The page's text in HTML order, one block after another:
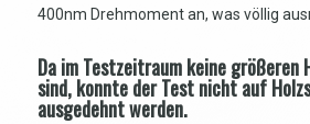
400nm Drehmoment an, was völlig
Da im Testzeitraum keine größeren
sind, konnte der Test nicht auf
ausgedehnt werden.